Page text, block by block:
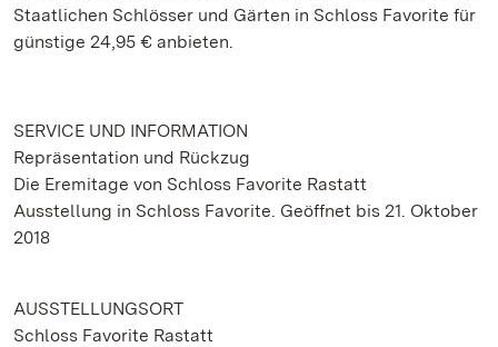
Staatlichen Schlösser und Gärten in Schloss Favorite für
günstige 24,95 € anbieten.
SERVICE UND INFORMATION
Repräsentation und Rückzug
Die Eremitage von Schloss Favorite Rastatt
Ausstellung in Schloss Favorite. Geöffnet bis 21. Oktober
2018
AUSSTELLUNGSORT
Schloss Favorite Rastatt